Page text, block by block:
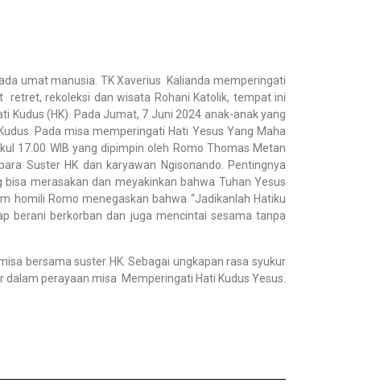
umat manusia. TK Xaverius Kalianda memperingati
retret, rekoleksi dan wisata Rohani Katolik, tempat ini
(HK). Pada Jumat, 7 Juni 2024 anak-anak yang
Pada misa memperingati Hati Yesus Yang Maha
17.00 WIB yang dipimpin oleh Romo Thomas Metan
Suster HK dan karyawan Ngisonando. Pentingnya
merasakan dan meyakinkan bahwa Tuhan Yesus
homili Romo menegaskan bahwa “Jadikanlah Hatiku
berani berkorban dan juga mencintai sesama tanpa
bersama suster HK. Sebagai ungkapan rasa syukur
perayaan misa Memperingati Hati Kudus Yesus.